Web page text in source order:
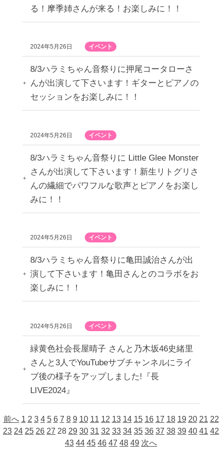
る！摩季姉さんが来る！お楽しみに！！
2024年5月26日 イベント
8/3ハラミちゃん音祭りに押尾コータローさ
んが出演して下さいます！ギターとピアノの
セッションをお楽しみに！！
2024年5月26日 イベント
8/3ハラミちゃん音祭りに Little Glee Monster
さんが出演して下さいます！新生リトグリさ
んの繊細でパワフルな歌声とピアノをお楽し
みに！！
2024年5月26日 イベント
8/3ハラミちゃん音祭りに亀田誠治さんが出
演して下さいます！亀田さんとのコラボをお
楽しみに！！
2024年5月26日 イベント
緑黄色社会長屋晴子 さんと乃木坂46史緒里
さんと3人でYouTubeサブチャンネルにライ
ブ後の様子をアップしました!『長
LIVE2024』
前へ 1 2 3 4 5 6 7 8 9 10 11 12 13 14 15 16 17 18 19 20 21 22
23 24 25 26 27 28 29 30 31 32 33 34 35 36 37 38 39 40 41 42
43 44 45 46 47 48 49 次へ